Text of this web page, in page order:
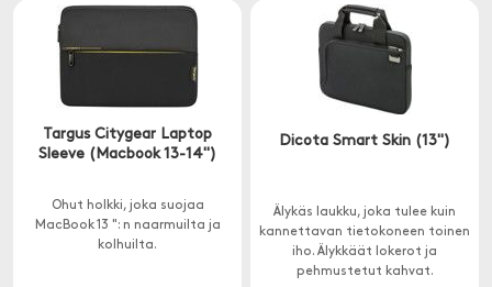
Targus Citygear Laptop
Sleeve (Macbook 13-14")
Ohut holkki, joka suojaa
MacBook 13 ": n naarmuilta ja
kolhuilta.
Dicota Smart Skin (13")
Älykäs laukku, joka tulee kuin
kannettavan tietokoneen toinen
iho. Älykkäät lokerot ja
pehmustetut kahvat.